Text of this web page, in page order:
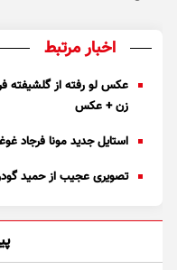
اخبار مرتبط
عکس لو رفته از گلشیفته
زن + عکس
استایل جدید مونا فرجاد
تصویری عجیب از حمید